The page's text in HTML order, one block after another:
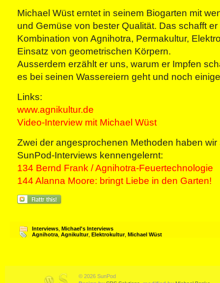
Michael Wüst erntet in seinem Biogarten mit
und Gemüse von bester Qualität. Das schafft
Kombination von Agnihotra, Permakultur,
Einsatz von geometrischen Körpern.
Ausserdem erzählt er uns, warum er Impfen
es bei seinen Wassereiern geht und noch
Links:
www.agnikultur.de
Video-Interview mit Michael Wüst
Zwei der angesprochenen Methoden haben
SunPod-Interviews kennengelernt:
134 Bernd Frank / Agnihotra-Feuertechnologie
144 Alanna Moore: bringt Liebe in den Garten!
Interviews Michael's Interviews
Agnihotra Agnikultur, Elektrokultur, Michael Wüst
© 2026 SunPod